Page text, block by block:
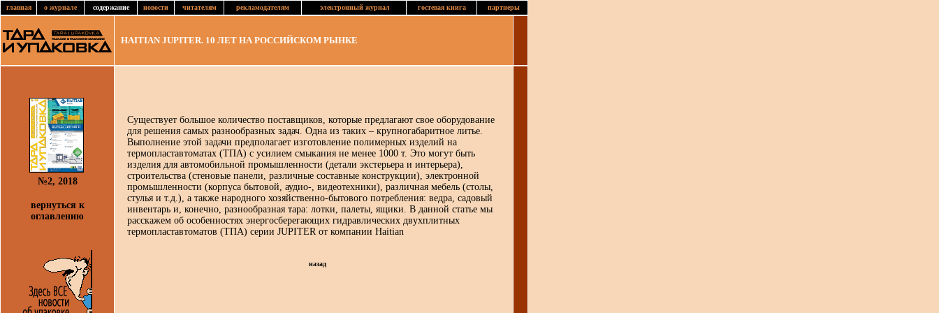
главная о журнале содержание новости читателям рекламодателям электронный журнал гостевая книга партнеры
HAITIAN JUPITER. 10 ЛЕТ НА РОССИЙСКОМ РЫНКЕ
№2, 2018
вернуться к
оглавлению
Существует большое количество поставщиков, которые предлагают свое оборудование
для решения самых разнообразных задач. Одна из таких – крупногабаритное литье.
Выполнение этой задачи предполагает изготовление полимерных изделий на
термопластавтоматах (ТПА) с усилием смыкания не менее 1000 т. Это могут быть
изделия для автомобильной промышленности (детали экстерьера и интерьера),
строительства (стеновые панели, различные составные конструкции), электронной
промышленности (корпуса бытовой, аудио-, видеотехники), различная мебель (столы,
стулья и т.д.), а также народного хозяйственно-бытового потребления: ведра, садовый
инвентарь и, конечно, разнообразная тара: лотки, палеты, ящики. В данной статье мы
расскажем об особенностях энергосберегающих гидравлических двухплитных
термопластавтоматов (ТПА) серии JUPITER от компании Haitian
назад